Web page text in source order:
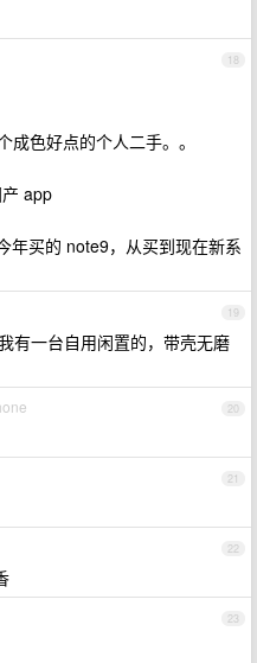
18
成色好点的个人二手。。
app
年买的 note9，从买到现在新系
19
有一台自用闲置的，带壳无磨
20
21
22
23